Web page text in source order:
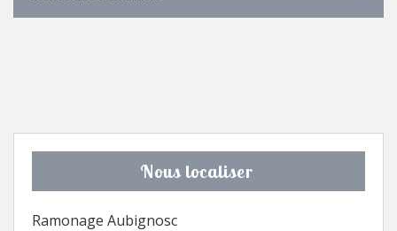
Nous localiser
Ramonage Aubignosc